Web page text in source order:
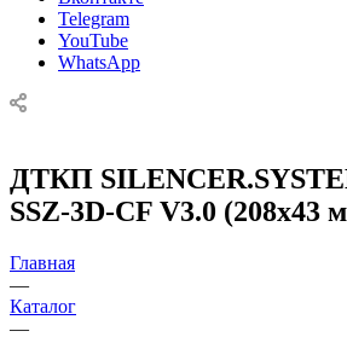
Telegram
YouTube
WhatsApp
ДТКП
SSZ-3D-CF V3.0 (208х43
Главная
—
Каталог
—